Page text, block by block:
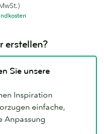
erstellen?
Sie unsere
Inspiration
einfache,
Anpassung